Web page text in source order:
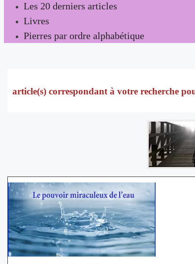
Les 20 derniers articles
Livres
Pierres par ordre alphabétique